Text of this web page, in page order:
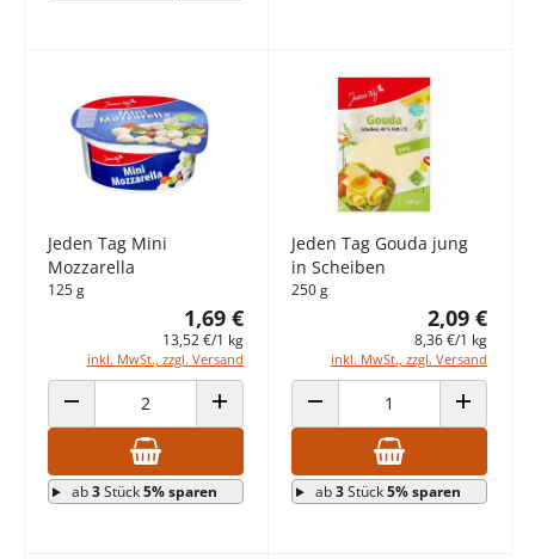
Jeden Tag Mini
Mozzarella
125 g
1,69 €
13,52 €/1 kg
inkl. MwSt., zzgl. Versand
ANZAHL VERRINGERN ANZAHL ERHÖHEN
ab3Stück5% sparen
Jeden Tag Gouda jung
in Scheiben
250 g
2,09 €
8,36 €/1 kg
inkl. MwSt., zzgl. Versand
ANZAHL VERRINGERN ANZAHL
ab3Stück5% sparen